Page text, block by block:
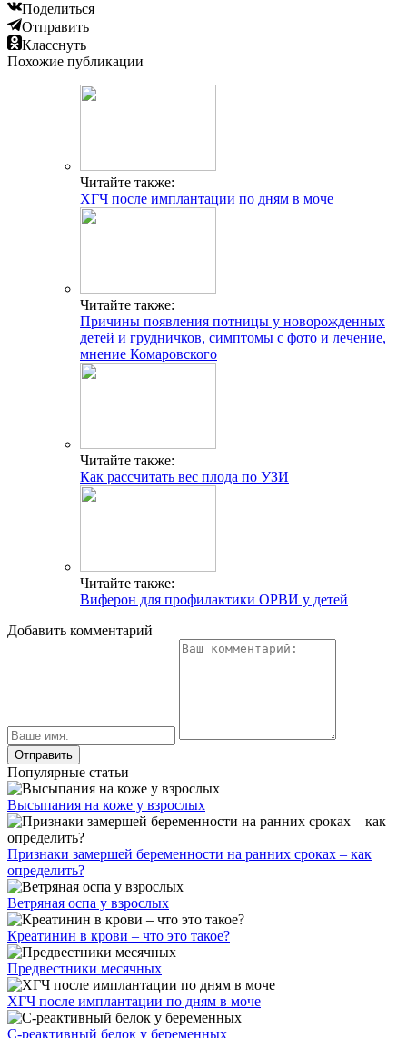
Поделиться
Отправить
Класснуть
Похожие публикации
Читайте также:
ХГЧ после имплантации по дням в моче
Читайте также:
Причины появления потницы у новорожденных
детей и грудничков, симптомы с фото и лечение,
мнение Комаровского
Читайте также:
Как рассчитать вес плода по УЗИ
Читайте также:
Виферон для профилактики ОРВИ у детей
Добавить комментарий
Популярные статьи
Высыпания на коже у взрослых
Признаки замершей беременности на ранних сроках – как
определить?
Ветряная оспа у взрослых
Креатинин в крови – что это такое?
Предвестники месячных
ХГЧ после имплантации по дням в моче
С-реактивный белок у беременных